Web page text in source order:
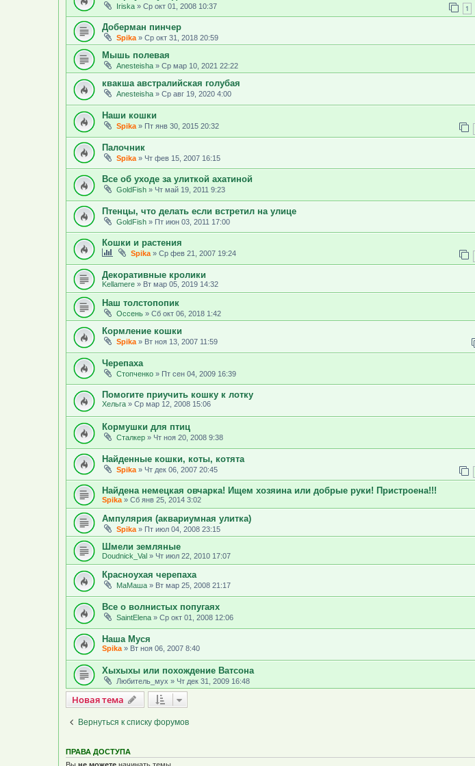
Iriska » Ср окт 01, 2008 10:37 1
Доберман пинчер
Spika » Ср окт 31, 2018 20:59
Мышь полевая
Anesteisha » Ср мар 10, 2021 22:22
квакша австралийская голубая
Anesteisha » Ср авг 19, 2020 4:00
Наши кошки
Spika » Пт янв 30, 2015 20:32
Палочник
Spika » Чт фев 15, 2007 16:15
Все об уходе за улиткой ахатиной
GoldFish » Чт май 19, 2011 9:23
Птенцы, что делать если встретил на улице
GoldFish » Пт июн 03, 2011 17:00
Кошки и растения
Spika» Ср фев 21, 2007 19:24
Декоративные кролики
Kellamere » Вт мар 05, 2019 14:32
Наш толстопопик
Оссень » Сб окт 06, 2018 1:42
Кормление кошки
Spika » Вт ноя 13, 2007 11:59
Черепаха
Стопченко » Пт сен 04, 2009 16:39
Помогите приучить кошку к лотку
Хельга » Ср мар 12, 2008 15:06
Кормушки для птиц
Сталкер » Чт ноя 20, 2008 9:38
Найденные кошки, коты, котята
Spika » Чт дек 06, 2007 20:45
Найдена немецкая овчарка! Ищем хозяина или добрые руки! Пристроена!!!
Spika » Сб янв 25, 2014 3:02
Ампулярия (аквариумная улитка)
Spika » Пт июл 04, 2008 23:15
Шмели земляные
Doudnick_Val » Чт июл 22, 2010 17:07
Красноухая черепаха
МаМаша » Вт мар 25, 2008 21:17
Все о волнистых попугаях
SaintElena » Ср окт 01, 2008 12:06
Наша Муся
Spika » Вт ноя 06, 2007 8:40
Хыхыхы или похождение Ватсона
Любитель_мух » Чт дек 31, 2009 16:48
Новая тема
Новаятема
Вернуться к списку форумов
ПРАВА ДОСТУПА